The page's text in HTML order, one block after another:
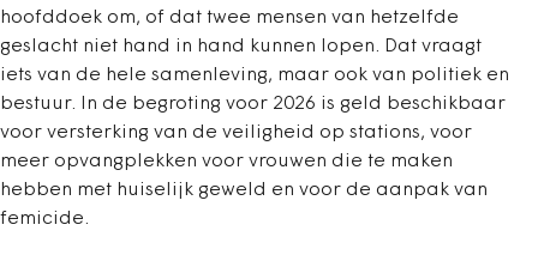
hoofddoek om, of dat twee mensen van hetzelfde
geslacht niet hand in hand kunnen lopen. Dat vraagt
iets van de hele samenleving, maar ook van politiek en
bestuur. In de begroting voor 2026 is geld beschikbaar
voor versterking van de veiligheid op stations, voor
meer opvangplekken voor vrouwen die te maken
hebben met huiselijk geweld en voor de aanpak van
femicide.